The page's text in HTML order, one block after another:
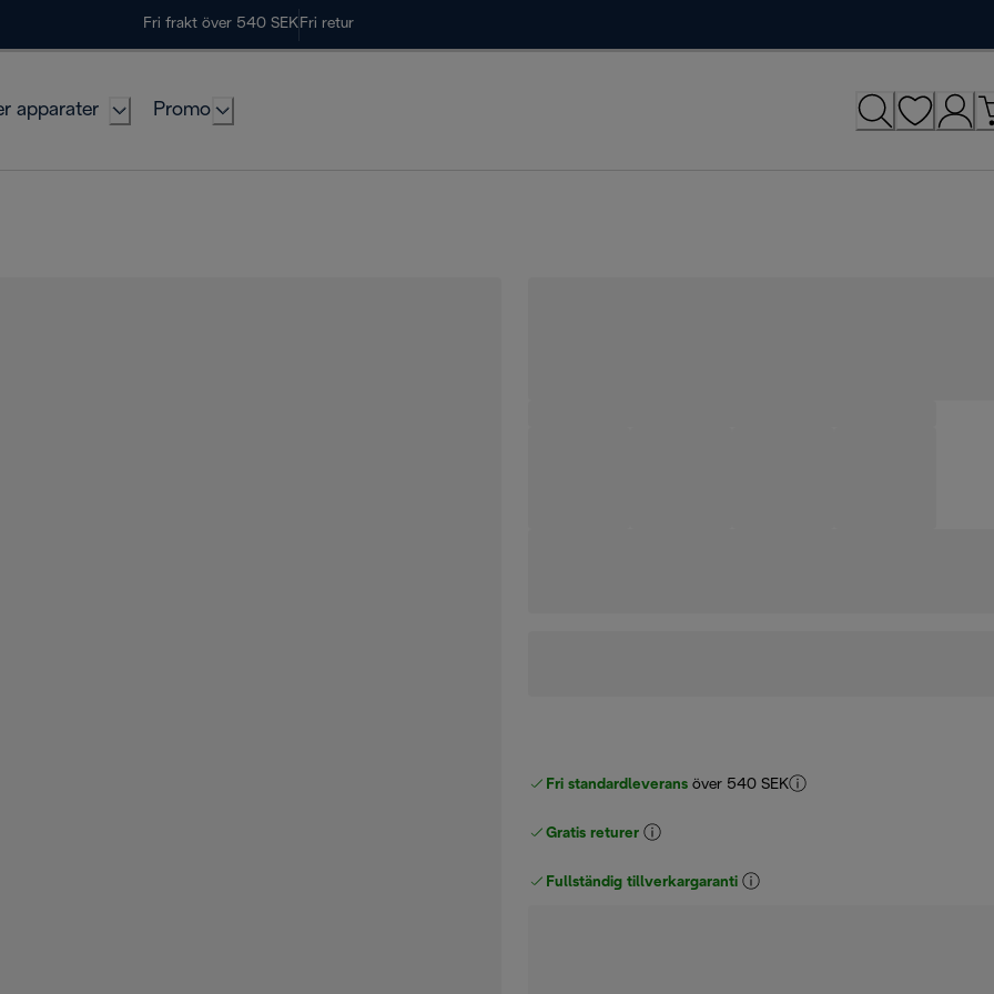
Fri frakt över 540 SEK Fri retur
apparater Promo
Fri standardleverans över 540 SEK
Gratis returer
Fullständig tillverkargaranti